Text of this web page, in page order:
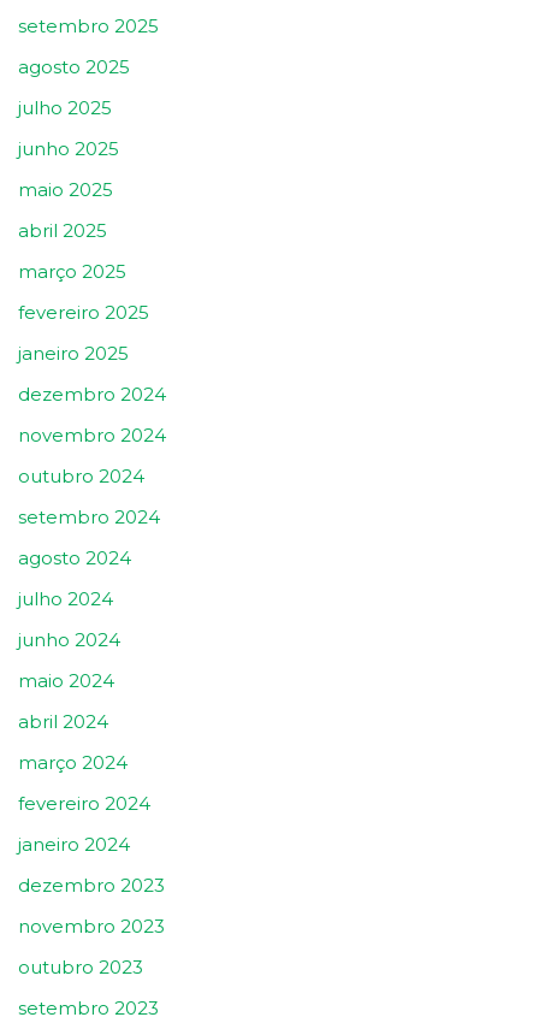
setembro 2025
agosto 2025
julho 2025
junho 2025
maio 2025
abril 2025
março 2025
fevereiro 2025
janeiro 2025
dezembro 2024
novembro 2024
outubro 2024
setembro 2024
agosto 2024
julho 2024
junho 2024
maio 2024
abril 2024
março 2024
fevereiro 2024
janeiro 2024
dezembro 2023
novembro 2023
outubro 2023
setembro 2023